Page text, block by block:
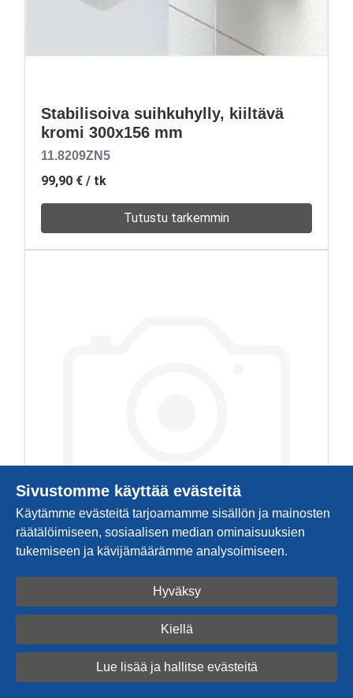
Stabilisoiva suihkuhylly, kiiltävä
kromi 300x156 mm
11.8209ZN5
99,90 € / tk
Tutustu tarkemmin
Ovennuppi, kaksipuolinen,
46x28x30mm kiiltävä kromi
50,20 €/ tk
Tutustu tarkemmin
Sivustomme käyttää evästeitä
Käytämme evästeitä tarjoamamme sisällön ja mainosten
räätälöimiseen, sosiaalisen median ominaisuuksien
tukemiseen ja kävijämäärämme analysoimiseen.
Hyväksy
Kiellä
Lue lisää ja hallitse evästeitä